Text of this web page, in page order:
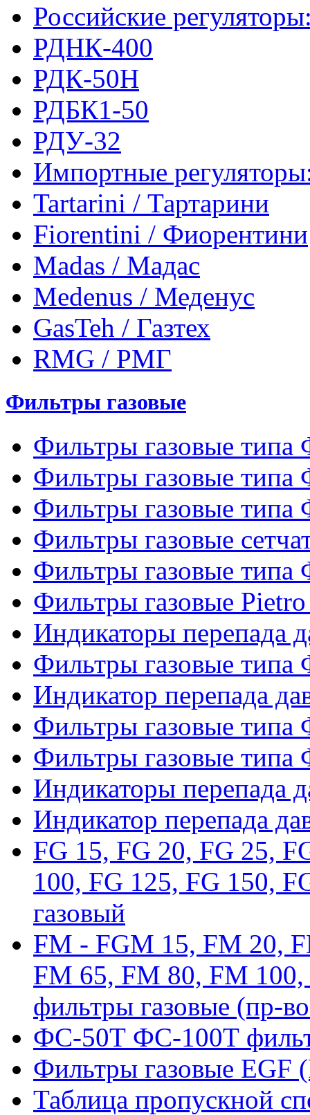
Российские
РДНК-400
РДК-50Н
РДБК1-50
РДУ-32
Импортные
Tartarini / Тартарини
Fiorentini / Фиорентини
Madas / Мадас
Medenus / Меденус
GasTeh / Газтех
RMG / РМГ
Фильтры газовые
Фильтры газовые типа
Фильтры газовые
Фильтры газовые
Фильтры газовые
Фильтры газовые
Фильтры газовые
Индикаторы перепада
Фильтры газовые
Индикатор перепада
Фильтры газовые
Фильтры газовые типа
Индикаторы перепада
Индикатор перепада
FG 15, FG 20, FG 25,
100, FG 125, FG 150,
газовый
FM - FGM 15, FM 20,
FM 65, FM 80, FM
фильтры газовые (пр-
ФС-50Т ФС-100Т
Фильтры газовые EGF
Таблица пропускной